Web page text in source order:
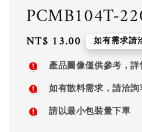
PCMB104T-
Regular
price
NT$ 13.00 如有需求請
產品圖像僅供參考，
如有散料需求，請洽
請以最小包裝量下單